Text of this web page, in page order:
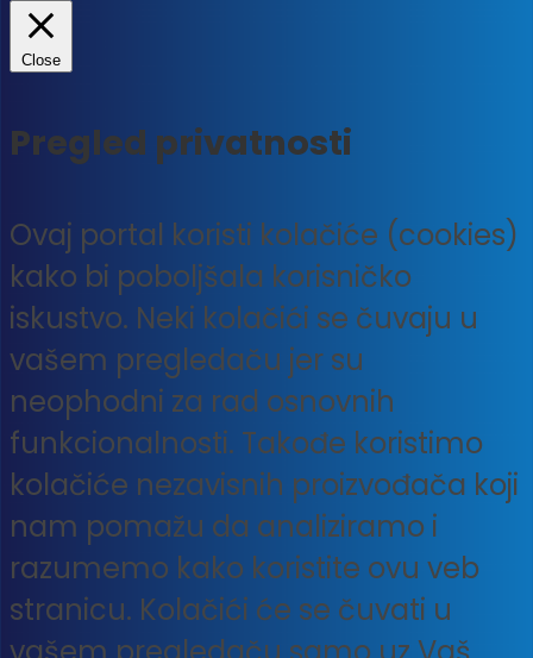
Close
Pregled privatnosti
Ovaj portal koristi kolačiće (cookies)
kako bi poboljšala korisničko
iskustvo. Neki kolačići se čuvaju u
vašem pregledaču jer su
neophodni za rad osnovnih
funkcionalnosti. Takođe koristimo
kolačiće nezavisnih proizvođača koji
nam pomažu da analiziramo i
razumemo kako koristite ovu veb
stranicu. Kolačići će se čuvati u